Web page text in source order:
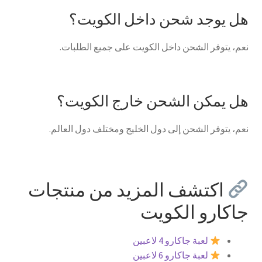
هل يوجد شحن داخل الكويت؟
نعم، يتوفر الشحن داخل الكويت على جميع الطلبات.
هل يمكن الشحن خارج الكويت؟
نعم، يتوفر الشحن إلى دول الخليج ومختلف دول العالم.
اكتشف المزيد من منتجات
جاكارو الكويت
لعبة جاكارو 4 لاعبين
لعبة جاكارو 6 لاعبين